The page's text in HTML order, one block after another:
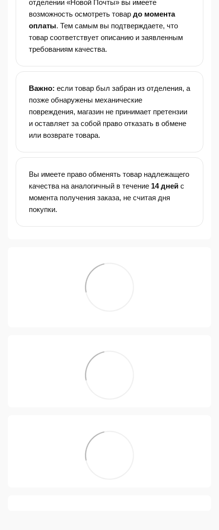
отделении «Новой Почты» вы имеете
возможность осмотреть товар до момента
оплаты. Тем самым вы подтверждаете, что
товар соответствует описанию и заявленным
требованиям качества.
Важно: если товар был забран из отделения, а
позже обнаружены механические
повреждения, магазин не принимает претензии
и оставляет за собой право отказать в обмене
или возврате товара.
Вы имеете право обменять товар надлежащего
качества на аналогичный в течение 14 дней с
момента получения заказа, не считая дня
покупки.